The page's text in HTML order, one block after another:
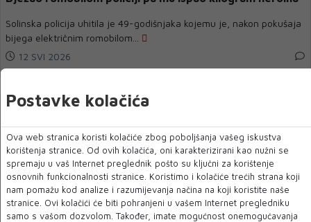
Solinska policija uhitila je 49-godišnjaka kojemu je, nakon pokušaja
bijega električnim romobilom...
12 SVI 2026
Postavke kolačića
Ova web stranica koristi kolačiće zbog poboljšanja vašeg iskustva
korištenja stranice. Od ovih kolačića, oni karakterizirani kao nužni se
spremaju u vaš Internet preglednik pošto su ključni za korištenje
osnovnih funkcionalnosti stranice. Koristimo i kolačiće trećih strana koji
nam pomažu kod analize i razumijevanja načina na koji koristite naše
stranice. Ovi kolačići će biti pohranjeni u vašem Internet pregledniku
samo s vašom dozvolom. Također, imate mogućnost onemogućavanja